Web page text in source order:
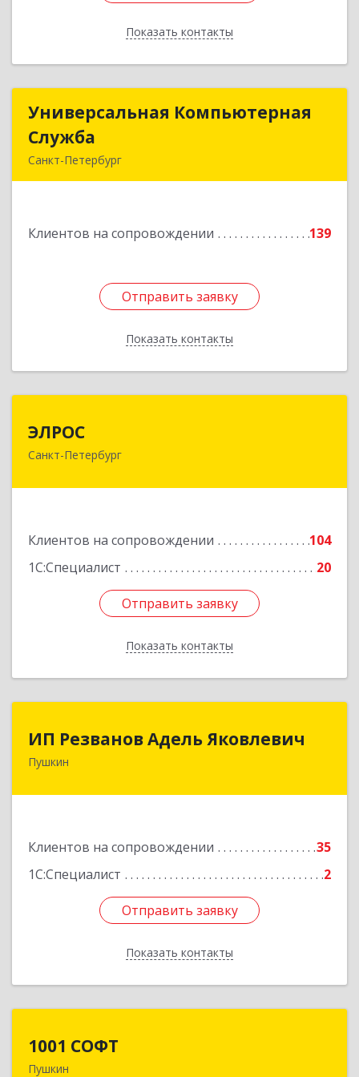
Показать контакты
Назад
Универсальная Компьютерная
Служба
Санкт-Петербург
Клиентов на сопровождении 139
Отправить заявку
Показать контакты
Универсальная Компьютерная
Подробнее
Отправить заявку
Назад
ЭЛРОС
Санкт-Петербург
Клиентов на сопровождении
104
1С:Специалист
20
Отправить заявку
Показать контакты
191024, Санкт-Петербург г, Тележная ул, дом №
Отправить заявку
Назад
ИП Резванов Адель Яковлевич
Пушкин
Клиентов на сопровождении
35
1С:Специалист
2
Отправить заявку
Показать контакты
196602, Санкт-Петербург г, Пушкин г, Красной
Отправить заявку
Назад
1001 СОФТ
Пушкин